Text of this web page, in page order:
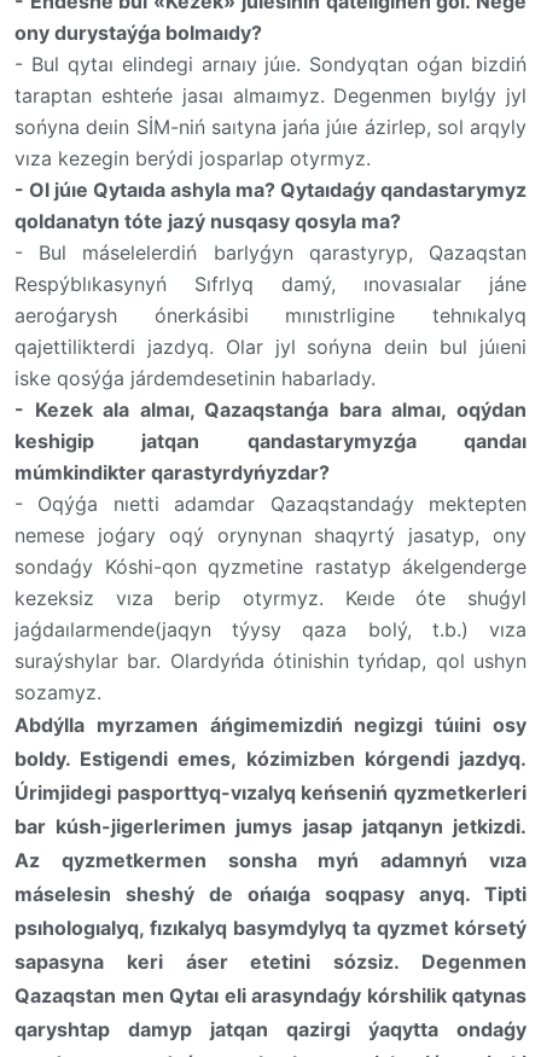
ony durystaýǵa bolmaıdy?
- Bul qytaı elindegi arnaıy júıe. Sondyqtan oǵan bizdiń
taraptan eshteńe jasaı almaımyz. Degenmen bıylǵy jyl
sońyna deıin SİM-niń saıtyna jańa júıe ázirlep, sol arqyly
vıza kezegin berýdi josparlap otyrmyz.
- Ol júıe Qytaıda ashyla ma? Qytaıdaǵy qandastarymyz
qoldanatyn tóte jazý nusqasy qosyla ma?
- Bul máselelerdiń barlyǵyn qarastyryp, Qazaqstan
Respýblıkasynyń Sıfrlyq damý, ınovasıalar jáne
aeroǵarysh ónerkásibi mınıstrligine tehnıkalyq
qajettilikterdi jazdyq. Olar jyl sońyna deıin bul júıeni
iske qosýǵa járdemdesetinin habarlady.
- Kezek ala almaı, Qazaqstanǵa bara almaı, oqýdan
keshigip jatqan qandastarymyzǵa qandaı
múmkindikter qarastyrdyńyzdar?
- Oqýǵa nıetti adamdar Qazaqstandaǵy mektepten
nemese joǵary oqý orynynan shaqyrtý jasatyp, ony
sondaǵy Kóshi-qon qyzmetine rastatyp ákelgenderge
kezeksiz vıza berip otyrmyz. Keıde óte shuǵyl
jaǵdaılarmende(jaqyn týysy qaza bolý, t.b.) vıza
suraýshylar bar. Olardyńda ótinishin tyńdap, qol ushyn
sozamyz.
Abdýlla myrzamen áńgimemizdiń negizgi túıini osy
boldy. Estigendi emes, kózimizben kórgendi jazdyq.
Úrimjidegi pasporttyq-vızalyq keńsenińqyzmetkerleri
bar kúsh-jigerlerimen jumys jasap jatqanyn jetkizdi.
Az qyzmetkermen sonsha myń adamnyń vıza
máselesin sheshý de ońaıǵa soqpasy anyq. Tipti
psıhologıalyq, fızıkalyq basymdylyq ta qyzmet kórsetý
sapasyna keri áser etetini sózsiz.
Degenmen
Qazaqstan men Qytaı eli arasyndaǵy kórshilik qatynas
qaryshtap damyp jatqan qazirgi ýaqytta ondaǵy